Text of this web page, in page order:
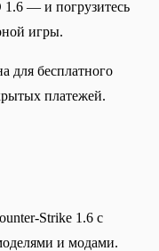
1.6 — и погрузитесь
игры.
для бесплатного
платежей.
Strike 1.6 с
и модами.